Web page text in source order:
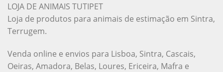
LOJA DE ANIMAIS TUTIPET
Loja de produtos para animais de estimação em Sintra,
Terrugem.
Venda online e envios para Lisboa, Sintra, Cascais,
Oeiras, Amadora, Belas, Loures, Ericeira, Mafra e